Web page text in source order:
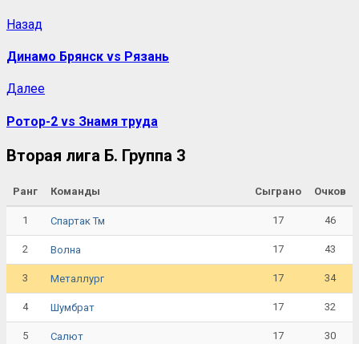
Назад
Динамо Брянск vs Рязань
Далее
Ротор-2 vs Знамя труда
Вторая лига Б. Группа 3
Ранг Команды Сыграно Очков
1 Спартак Тм 17 46
2 Волна 17 43
3 Металлург 17 34
4 Шумбрат 17 32
5 Салют 17 30